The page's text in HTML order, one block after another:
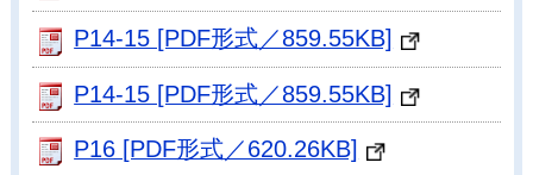
P14-15 [PDF形式／859.55KB]
P14-15 [PDF形式／859.55KB]
P16 [PDF形式／620.26KB]